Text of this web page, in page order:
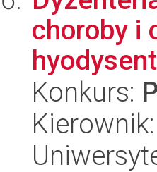
choroby i
Konkurs: